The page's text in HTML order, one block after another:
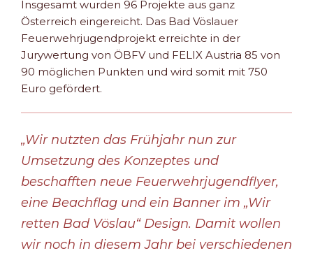
Insgesamt wurden 96 Projekte aus ganz
Österreich eingereicht. Das Bad Vöslauer
Feuerwehrjugendprojekt erreichte in der
Jurywertung von ÖBFV und FELIX Austria 85 von
90 möglichen Punkten und wird somit mit 750
Euro gefördert.
„Wir nutzten das Frühjahr nun zur
Umsetzung des Konzeptes und
beschafften neue Feuerwehrjugendflyer,
eine Beachflag und ein Banner im „Wir
retten Bad Vöslau“ Design. Damit wollen
wir noch in diesem Jahr bei verschiedenen